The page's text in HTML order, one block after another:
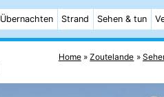
Übernachten Strand Sehen & tun
Home Zoutelande